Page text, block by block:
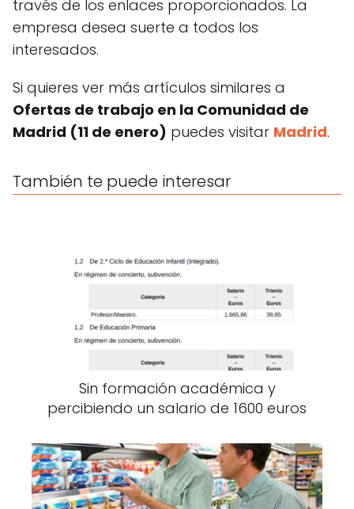
través de los enlaces proporcionados. La
empresa desea suerte a todos los
interesados.
Si quieres ver más artículos similares a
Ofertas de trabajo en la Comunidad de
Madrid (11 de enero) puedes visitar Madrid.
También te puede interesar
Sin formación académica y
percibiendo un salario de 1600 euros